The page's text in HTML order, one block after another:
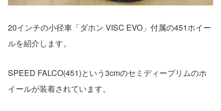
20インチの小径車「ダホン VISC EVO」付属の451ホイー
ルを紹介します。
SPEED FALCO(451)という3cmのセミディープリムのホ
イールが装着されています。